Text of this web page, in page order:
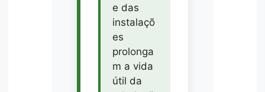
e das
instalaçõ
es
prolonga
m a vida
útil da